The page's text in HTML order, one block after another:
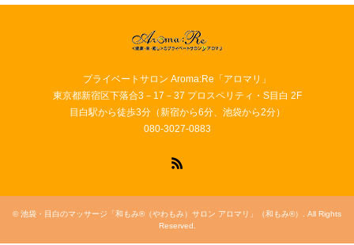
プライベートサロン Aroma:Re「アロマリ」
東京都新宿区下落合3－17－37 プロスペリティ・S目白 2F
目白駅から徒歩3分（新宿から6分、池袋から2分）
080-3027-0883
©池袋・目白のマッサージ「和もみ®（やわもみ）サロン アロマリ」（和もみ®）
. All Rights
Reserved.